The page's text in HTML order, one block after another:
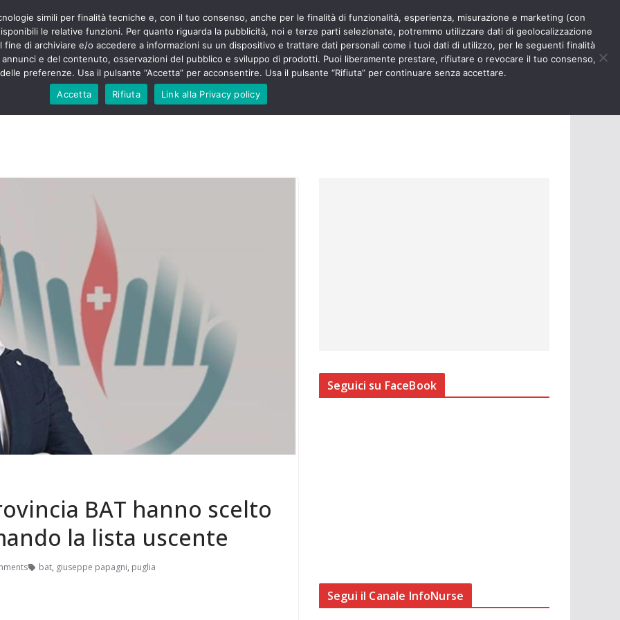
sono
senza
aggressioni
“tagli e
proclamato lo
Nursing Up contro
soccorso e
Up:
anche
POLITICA STUDENTI SALUTE COMUNICATI CURIOSITÀ NURSE TIMES
BAT hanno scelto
la lista uscente
bat, giuseppe papagni, puglia
Seguici su FaceBook
Segui il Canale InfoNurse
simili per finalità tecniche e, con il tuo consenso, anche per le finalità di funzionalità, esperienza, misurazione e marketing (con
le relative funzioni. Per quanto riguarda la pubblicità, noi e terze parti selezionate, potremmo utilizzare dati di geolocalizzazione
fine di archiviare e/o accedere a informazioni su un dispositivo e trattare dati personali come i tuoi dati di utilizzo, per le seguenti finalità
e del contenuto, osservazioni del pubblico e sviluppo di prodotti. Puoi liberamente prestare, rifiutare o revocare il tuo consenso,
preferenze. Usa il pulsante “Accetta” per acconsentire. Usa il pulsante “Rifiuta” per continuare senza accettare.
Accetta
Rifiuta Link alla Privacy policy